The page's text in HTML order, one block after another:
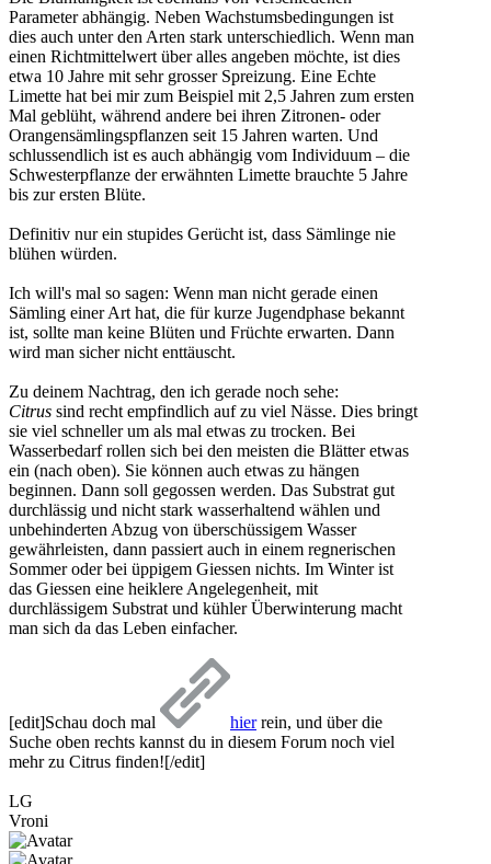
Parameter abhängig. Neben Wachstumsbedingungen ist
dies auch unter den Arten stark unterschiedlich. Wenn man
einen Richtmittelwert über alles angeben möchte, ist dies
etwa 10 Jahre mit sehr grosser Spreizung. Eine Echte
Limette hat bei mir zum Beispiel mit 2,5 Jahren zum ersten
Mal geblüht, während andere bei ihren Zitronen- oder
Orangensämlingspflanzen seit 15 Jahren warten. Und
schlussendlich ist es auch abhängig vom Individuum – die
Schwesterpflanze der erwähnten Limette brauchte 5 Jahre
bis zur ersten Blüte.
Definitiv nur ein stupides Gerücht ist, dass Sämlinge nie
blühen würden.
Ich will's mal so sagen: Wenn man nicht gerade einen
Sämling einer Art hat, die für kurze Jugendphase bekannt
ist, sollte man keine Blüten und Früchte erwarten. Dann
wird man sicher nicht enttäuscht.
Zu deinem Nachtrag, den ich gerade noch sehe:
Citrus sind recht empfindlich auf zu viel Nässe. Dies bringt
sie viel schneller um als mal etwas zu trocken. Bei
Wasserbedarf rollen sich bei den meisten die Blätter etwas
ein (nach oben). Sie können auch etwas zu hängen
beginnen. Dann soll gegossen werden. Das Substrat gut
durchlässig und nicht stark wasserhaltend wählen und
unbehinderten Abzug von überschüssigem Wasser
gewährleisten, dann passiert auch in einem regnerischen
Sommer oder bei üppigem Giessen nichts. Im Winter ist
das Giessen eine heiklere Angelegenheit, mit
durchlässigem Substrat und kühler Überwinterung macht
man sich da das Leben einfacher.
[edit]Schau doch mal hierrein, und über die
Suche oben rechts kannst du in diesem Forum noch viel
mehr zu Citrus finden![/edit]
LG
Vroni